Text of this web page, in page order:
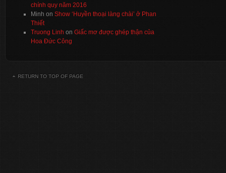
chính quy năm 2016
Minh on Show ‘Huyền thoại làng chài’ ở Phan
Thiết
Truong Linh on Giấc mơ được ghép thận của
Hoa Đức Công
RETURN TO TOP OF PAGE